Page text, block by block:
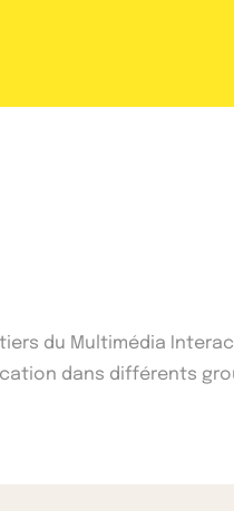
du Multimédia
dans différents